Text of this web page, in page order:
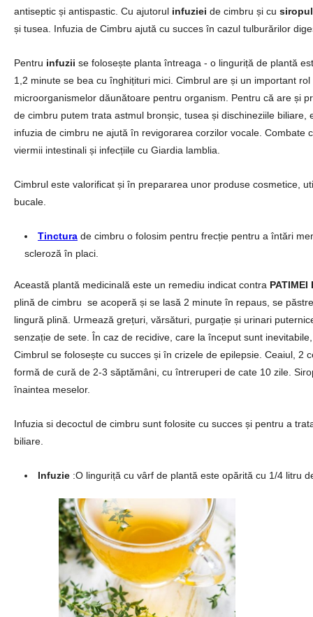
antiseptic și antispastic. Cu ajutorul infuziei de cimbru și cu siropul
și tusea. Infuzia de Cimbru ajută cu succes în cazul tulburărilor
Pentru infuzii se folosește planta întreaga - o linguriță de plantă
1,2 minute se bea cu înghițituri mici. Cimbrul are și un important
microorganismelor dăunătoare pentru organism. Pentru că are și
de cimbru putem trata astmul bronșic, tusea și dischineziile
infuzia de cimbru ne ajută în revigorarea corzilor vocale. Combate
viermii intestinali și infecțiile cu Giardia lamblia.
Cimbrul este valorificat și în prepararea unor produse cosmetice,
bucale.
Tinctura de cimbru o folosim pentru frecție pentru a întări
scleroză în placi.
Această plantă medicinală este un remediu indicat contra PATIMEI
plină de cimbru se acoperă și se lasă 2 minute în repaus, se
lingură plină. Urmează grețuri, vărsături, purgație și urinari
senzație de sete. În caz de recidive, care la început sunt
Cimbrul se folosește cu succes și în crizele de epilepsie. Ceaiul, 2
formă de cură de 2-3 săptămâni, cu întreruperi de cate 10 zile.
înaintea meselor.
Infuzia si decoctul de cimbru sunt folosite cu succes și pentru a
biliare.
Infuzie :O linguriță cu vârf de plantă este opărită cu 1/4 litru